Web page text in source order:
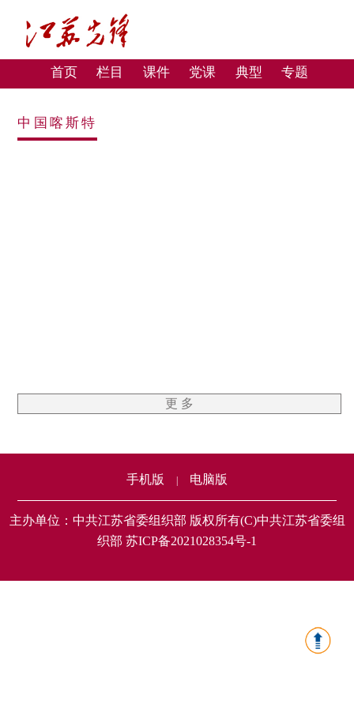
首页 栏目 课件 党课 典型 专题
中国喀斯特
更 多
手机版 电脑版
主办单位：中共江苏省委组织部 版权所有(C)中共江苏省委组
织部 苏ICP备2021028354号-1